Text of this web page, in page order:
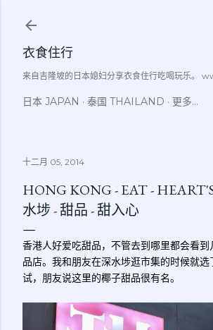
衣食住行
来自吉隆坡的日本媳妇分享衣食住行吃喝玩乐。
日本 JAPAN 泰国 THAILAND 更多…
十二月 05, 2014
HONG KONG - EAT -
水埗 - 甜品 - 甜入心
香港人好爱吃甜品，不管去到哪里都会看
品店。我和朋友在深水埗逛市集的时候就选
试，朋友说这里的椰子甜品很有名。